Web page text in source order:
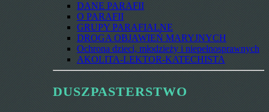
DANE PARAFII
O PARAFII
GRUPY PARAFIALNE
DROGA OBJAWIEŃ MARYJNYCH
Ochrona dzieci, młodzieży i niepełnosprawnych
AKOLITA-LEKTOR-KATECHISTA
DUSZPASTERSTWO